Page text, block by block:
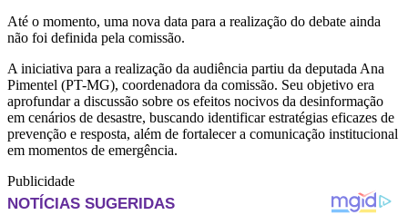
Até o momento, uma nova data para a realização do debate ainda
não foi definida pela comissão.
A iniciativa para a realização da audiência partiu da deputada Ana
Pimentel (PT-MG), coordenadora da comissão. Seu objetivo era
aprofundar a discussão sobre os efeitos nocivos da desinformação
em cenários de desastre, buscando identificar estratégias eficazes de
prevenção e resposta, além de fortalecer a comunicação institucional
em momentos de emergência.
Publicidade